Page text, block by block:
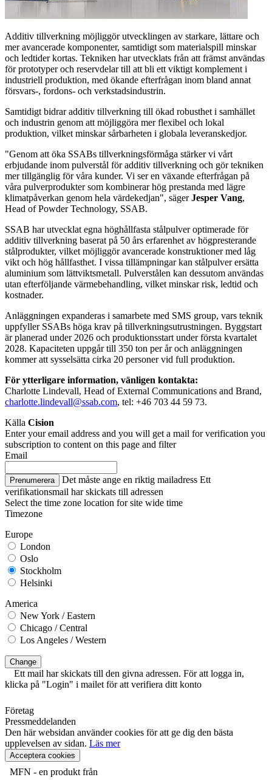
Additiv tillverkning möjliggör utvecklingen av starkare, lättare och
mer avancerade komponenter, samtidigt som materialspill minskar
och ledtider kortas. Tekniken har utvecklats från att främst användas
för prototyper och reservdelar till att bli ett viktigt komplement i
industriell produktion, med ökande efterfrågan inom bland annat
försvars-, fordons- och verkstadsindustrin.
Samtidigt bidrar additiv tillverkning till ökad robusthet i samhället
och industrin genom att möjliggöra mer flexibel och lokal
produktion, vilket minskar sårbarheten i globala leveranskedjor.
"Genom att öka SSABs tillverkningsförmåga stärker vi vårt
erbjudande inom pulverstål för additiv tillverkning och gör tekniken
mer tillgänglig för våra kunder. Vi ser en växande efterfrågan på
våra pulverprodukter som kombinerar hög prestanda med lägre
klimatpåverkan genom hela värdekedjan", sägerJesper Vang,
Head of Powder Technology, SSAB.
SSAB har utvecklat egna höghållfasta stålpulver optimerade för
additiv tillverkning baserat på 50 års erfarenhet av högpresterande
stålprodukter, vilket möjliggör avancerade konstruktioner med låg
vikt och hög hållfasthet. I vissa tillämpningar kan stålpulver ersätta
aluminium som lättviktsmetall. Pulverstålen kan dessutom användas
utan efterföljande värmebehandling, vilket minskar risk, ledtid och
kostnader.
Anläggningen expanderas i samarbete med SMS group, vars teknik
uppfyller SSABs höga krav på tillverkningsutrustningen. Byggstart
är planerad under 2026 och produktionsstart under första kvartalet
2028. Kapaciteten uppgår till 350 ton per år och anläggningen
kommer att sysselsätta cirka 20 personer vid full produktion.
För ytterligare information, vänligen kontakta:
Charlotte Lindevall, Head of External Communications and Brand,
charlotte.lindevall@ssab.com, tel: +46 703 44 59 73.
Källa Cision
Enter your email address and you will get a mail for verification you
subscription to content on this page and filter
Email
Prenumerera Det måste ange en riktig mailadress Ett
verifikationsmail har skickats till adressen
Select the time zone location for site wide time
Timezone
Europe
London
Oslo
Stockholm
Helsinki
America
New York / Eastern
Chicago / Central
Los Angeles / Western
Change
Ett mail har skickats till den givna adressen. För att logga in,
klicka på "Login" i mailet för att verifiera ditt konto
Företag
Pressmeddelanden
Den här websidan använder cookies för att ge dig den bästa
upplevelsen av sidan. Läs mer
Acceptera cookies
MFN - en produkt från